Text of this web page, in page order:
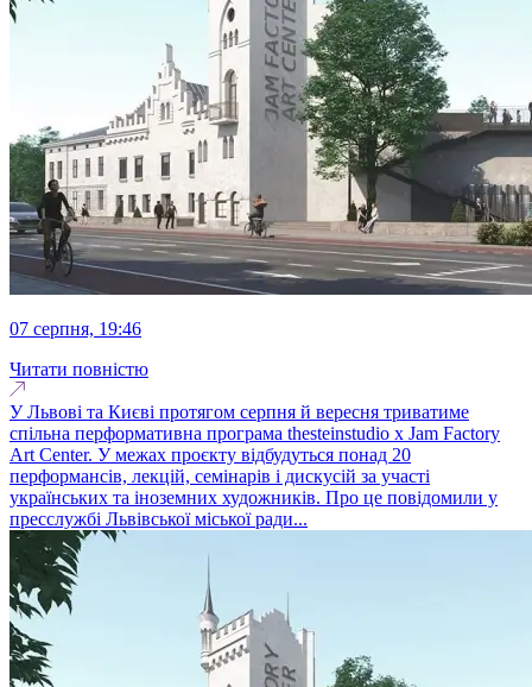
07 серпня, 19:46
Читати повністю
У Львові та Києві протягом серпня й вересня триватиме
спільна перформативна програма thesteinstudio x Jam Factory
Art Center. У межах проєкту відбудуться понад 20
перформансів, лекцій, семінарів і дискусій за участі
українських та іноземних художників. Про це повідомили у
пресслужбі Львівської міської ради...